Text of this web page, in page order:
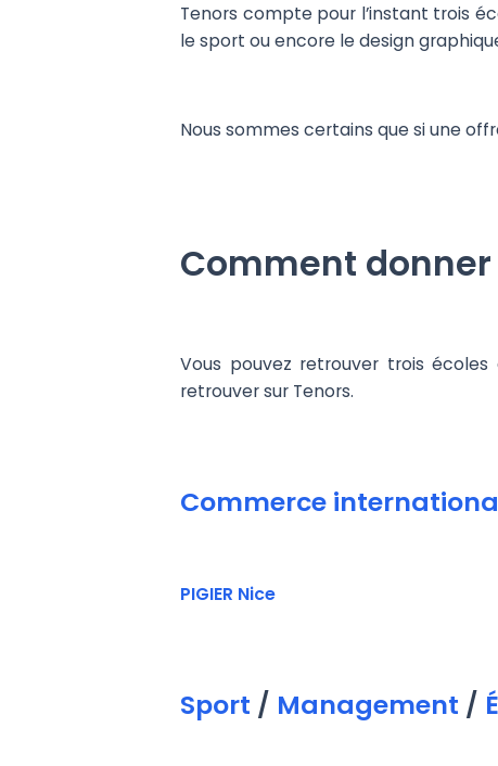
Tenors compte pour l’instant trois
le sport ou encore le design
Nous sommes certains que si une
Comment donner
Vous pouvez retrouver trois
retrouver sur Tenors.
Commerce
PIGIER Nice
Sport / Management /